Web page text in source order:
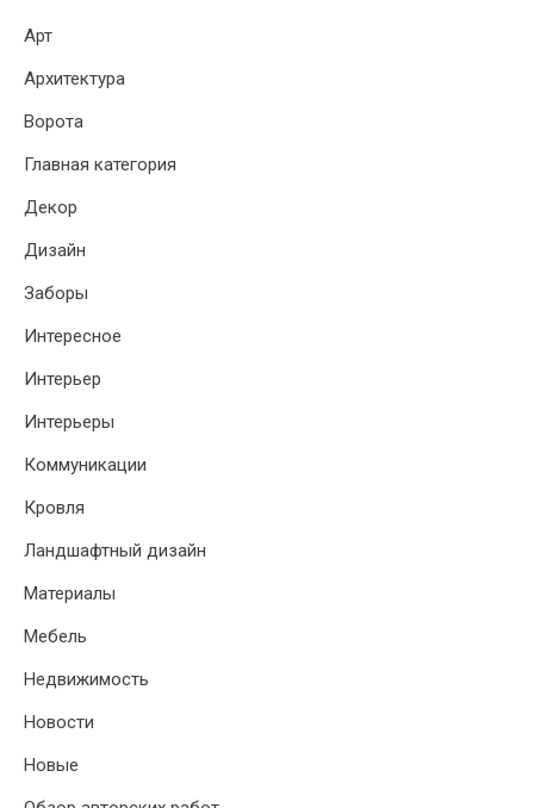
Арт
Архитектура
Ворота
Главная категория
Декор
Дизайн
Заборы
Интересное
Интерьер
Интерьеры
Коммуникации
Кровля
Ландшафтный дизайн
Материалы
Мебель
Недвижимость
Новости
Новые